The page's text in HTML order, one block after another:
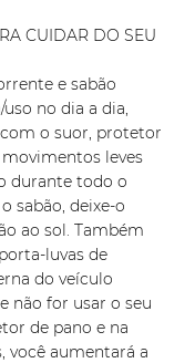
CUIDAR DO SEU
e sabão
no dia a dia,
o suor, protetor
leves
durante todo o
sabão, deixe-o
ao sol. Também
luvas de
do veículo
não for usar o seu
de pano e na
você aumentará a